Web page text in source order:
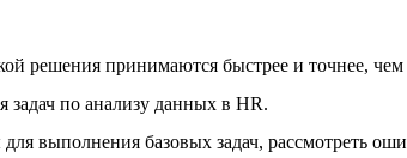
решения принимаются быстрее и точнее, чем
по анализу данных в HR.
выполнения базовых задач, рассмотреть